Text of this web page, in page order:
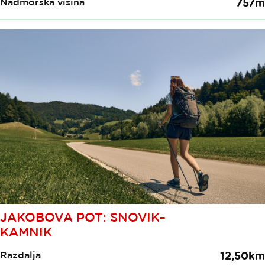
757m
JAKOBOVA POT: SNOVIK–
KAMNIK
Razdalja 12,50km